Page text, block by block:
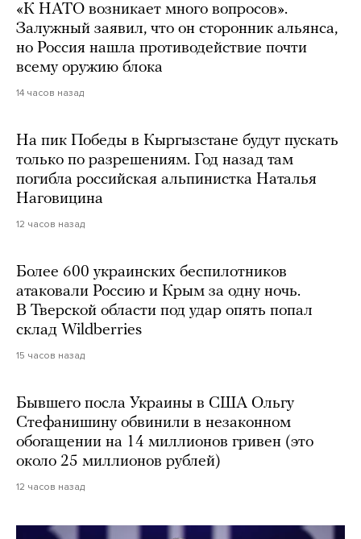
«К НАТО возникает много вопросов».
Залужный заявил, что он сторонник альянса,
но Россия нашла противодействие почти
всему оружию блока
14 часов назад
На пик Победы в Кыргызстане будут пускать
только по разрешениям. Год назад там
погибла российская альпинистка Наталья
Наговицина
12 часов назад
Более 600 украинских беспилотников
атаковали Россию и Крым за одну ночь.
В Тверской области под удар опять попал
склад Wildberries
15 часов назад
Бывшего посла Украины в США Ольгу
Стефанишину обвинили в незаконном
обогащении на 14 миллионов гривен (это
около 25 миллионов рублей)
12 часов назад